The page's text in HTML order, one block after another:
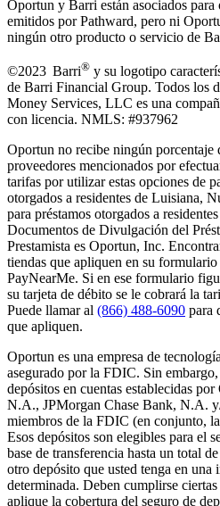
Oportun y Barri están asociados para
emitidos por Pathward, pero ni
ningún otro producto o servicio de
©2023 Barri® y su logotipo
de Barri Financial Group. Todos los
Money Services, LLC es una
con licencia. NMLS: #937962
Oportun no recibe ningún porcentaje
proveedores mencionados por
tarifas por utilizar estas opciones de
otorgados a residentes de Luisiana,
para préstamos otorgados a
Documentos de Divulgación del
Prestamista es Oportun, Inc.
tiendas que apliquen en su
PayNearMe. Si en ese formulario
su tarjeta de débito se le cobrará la
Puede llamar al (866) 488-6090 para
que apliquen.
Oportun es una empresa de
asegurado por la FDIC. Sin
depósitos en cuentas establecidas
N.A., JPMorgan Chase Bank, N.A.
miembros de la FDIC (en conjunto,
Esos depósitos son elegibles para el
base de transferencia hasta un total
otro depósito que usted tenga en una
determinada. Deben cumplirse
aplique la cobertura del seguro de